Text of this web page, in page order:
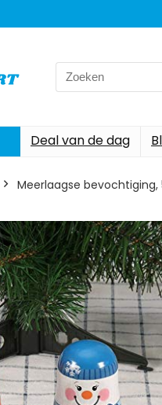
Search
for:
Deal van de dag
Meerlaagse